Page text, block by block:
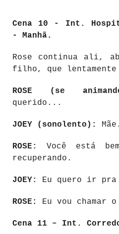
Cena 10 - Int.
- Manhã.
Rose continua ali,
filho, que lentamente
ROSE (se
querido...
JOEY (sonolento):
ROSE:
Você está
recuperando.
JOEY: Eu quero ir pra
ROSE: Eu vou chamar
Cena 11 – Int.